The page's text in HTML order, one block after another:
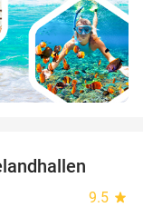
9.5 star